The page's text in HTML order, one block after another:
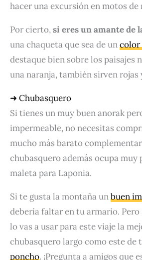
hacer una excursión en motos de
Por cierto,si eres un amante de
una chaqueta que sea de uncolor
destaque bien sobre los paisajes
una naranja, también sirven rojas
➜ Chubasquero
Si tienes un muy buen anorak
impermeable, no necesitas
mucho más barato
chubasquero además ocupa muy
maleta para Laponia.
Si te gusta la montaña unbuen
debería faltar en tu armario. Pero
lo vas a usar para este viaje la
chubasquero largo como este de
poncho. ¡Pregunta a amigos que